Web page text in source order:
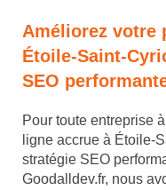
Améliorez votre
Étoile-Saint-
SEO
Pour toute entreprise
ligne accrue à Étoile-
stratégie SEO
Goodalldev.fr, nous